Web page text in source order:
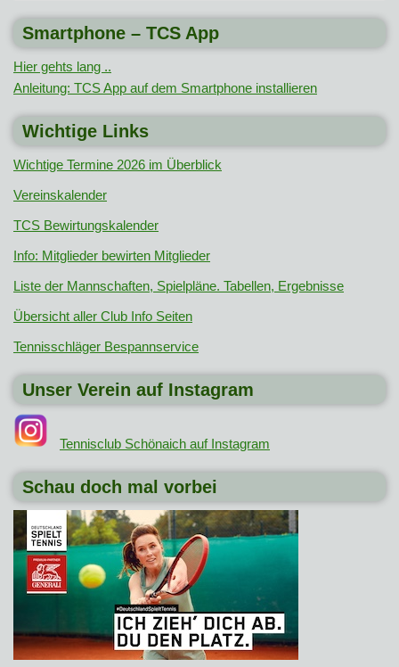
Smartphone – TCS App
Hier gehts lang ..
Anleitung: TCS App auf dem Smartphone installieren
Wichtige Links
Wichtige Termine 2026 im Überblick
Vereinskalender
TCS Bewirtungskalender
Info: Mitglieder bewirten Mitglieder
Liste der Mannschaften, Spielpläne. Tabellen, Ergebnisse
Übersicht aller Club Info Seiten
Tennisschläger Bespannservice
Unser Verein auf Instagram
Tennisclub Schönaich auf Instagram
Schau doch mal vorbei